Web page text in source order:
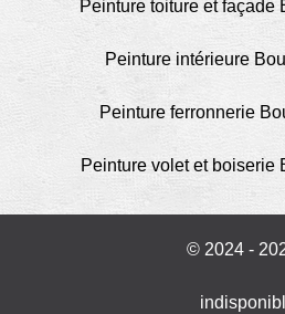
Peinture toiture et façade
Peinture intérieure
Peinture ferronnerie
Peinture volet et boiserie
© 2024 -